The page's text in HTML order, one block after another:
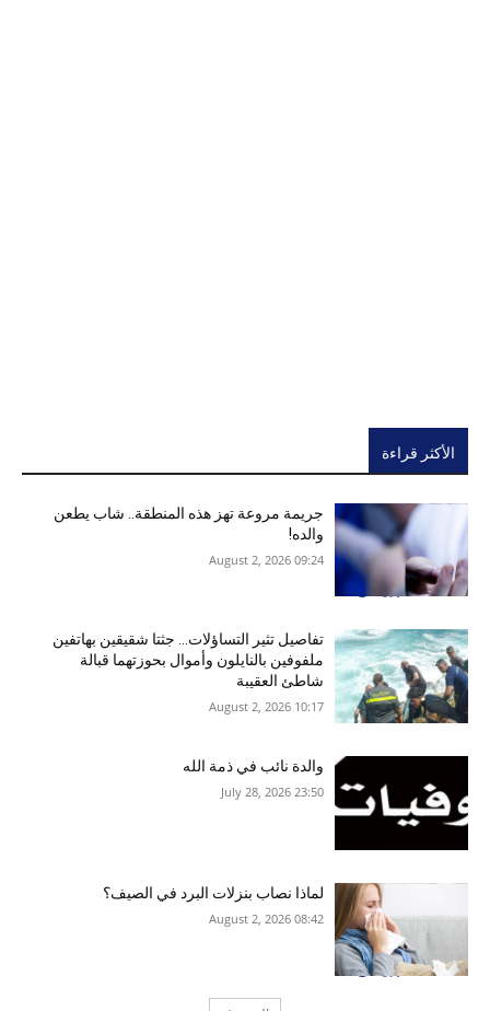
الأكثر قراءة
جريمة مروعة تهز هذه المنطقة.. شاب يطعن
والده!
09:24 2026 ,August 2
تفاصيل تثير التساؤلات… جثتا شقيقين بهاتفين
ملفوفين بالنايلون وأموال بحوزتهما قبالة
شاطئ العقيبة
10:17 2026 ,August 2
والدة نائب في ذمة الله
23:50 2026 ,July 28
لماذا نصاب بنزلات البرد في الصيف؟
08:42 2026 ,August 2